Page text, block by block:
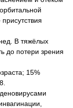
В тяжёлых
до потери зрения
15%